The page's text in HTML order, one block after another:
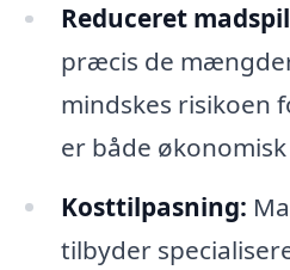
Reduceret
præcis de
mindskes risikoen
er både
Kosttilpasning:
tilbyder